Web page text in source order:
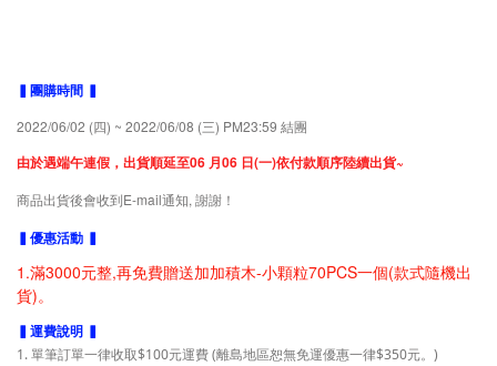
▍團購時間 ▍
2022/06/02 (四) ~ 2022/06/08 (三) PM23:59 結團
由於遇端午連假，出貨順延至06 月06 日(一)依付款順序陸續出貨~
商品出貨後會收到E-mail通知, 謝謝！
▍優惠活動 ▍
1.滿3000元整,再免費贈送加加積木-小顆粒70PCS一個(款式隨機出
貨)。
▍運費說明 ▍
1. 單筆訂單一律收取$100元運費 (離島地區恕無免運優惠一律$350元。)